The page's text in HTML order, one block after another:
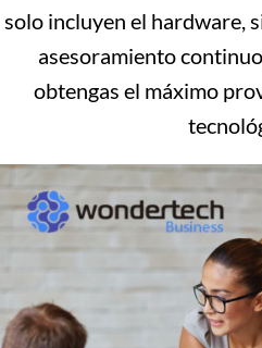
solo incluyen el hardware,
asesoramiento
obtengas el máximo